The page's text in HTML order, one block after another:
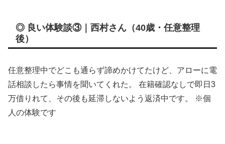
◎ 良い体験談③｜西村さん（40歳・任意整理
後）
任意整理中でどこも通らず諦めかけてたけど、アローに電
話相談したら事情を聞いてくれた。 在籍確認なしで即日3
万借りれて、その後も延滞しないよう返済中です。 ※個
人の体験です